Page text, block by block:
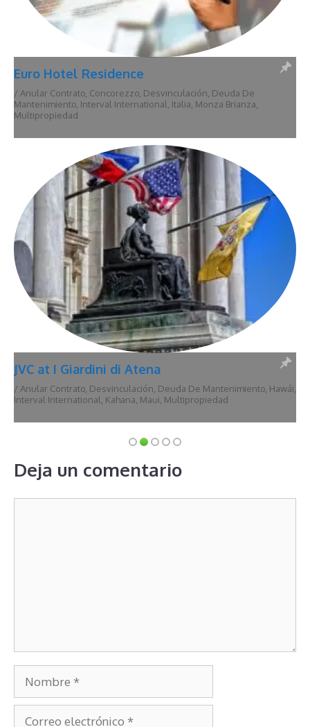
Euro Hotel Residence
/ Anular Contrato, Concorezzo, Desvinculación, Deuda De
Mantenimiento, Interval International, Italia, Monza Brianza,
Multipropiedad
JVC at I Giardini di Atena
/ Anular Contrato, Desvinculación, Deuda De Mantenimiento, Hawái,
Interval International, Kahana, Maui, Multipropiedad
Deja un comentario
Nombre
Correo